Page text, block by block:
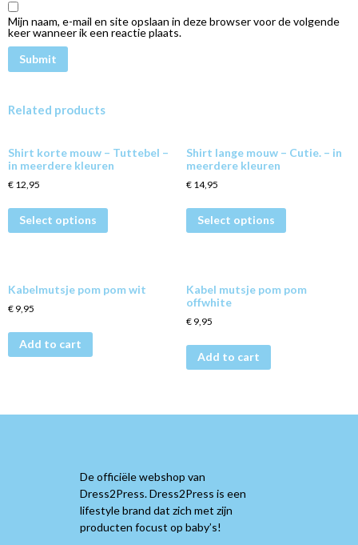
Mijn naam, e-mail en site opslaan in deze browser voor de volgende
keer wanneer ik een reactie plaats.
Related products
Shirt korte mouw – Tuttebel –
in meerdere kleuren
€ 12,95
Select options
Shirt lange mouw – Cutie. – in
meerdere kleuren
€14,95
Select options
Kabelmutsje pom pom wit
€ 9,95
Add to cart
Kabel mutsje pom pom
offwhite
€9,95
Add to cart
De officiële webshop van
Dress2Press. Dress2Press is een
lifestyle brand dat zich met zijn
producten focust op baby’s!